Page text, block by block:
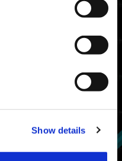
Show details
pelo menos
Prêmio
disponível
Provação
Combatente da